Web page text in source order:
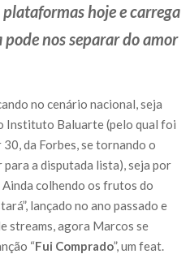
plataformas hoje e carrega
nos separar do amor
no cenário nacional, seja
Instituto Baluarte (pelo qual foi
da Forbes, se tornando o
a disputada lista), seja por
colhendo os frutos do
lançado no ano passado e
streams, agora Marcos se
“Fui Comprado”, um feat.